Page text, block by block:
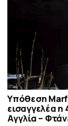
Υπόθεση
εισαγγελέα
Αγγλία –